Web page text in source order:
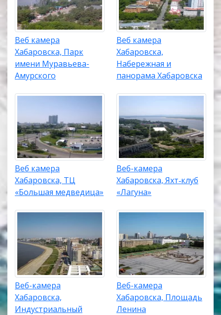
Веб камера
Хабаровска, Парк
имени Муравьева-
Амурского
Веб камера
Хабаровска,
Набережная и
панорама Хабаровска
Веб камера
Хабаровска, ТЦ
«Большая медведица»
Веб-камера
Хабаровска, Яхт‑клуб
«Лагуна»
Веб-камера
Хабаровска,
Индустриальный
Веб-камера
Хабаровска, Площадь
Ленина